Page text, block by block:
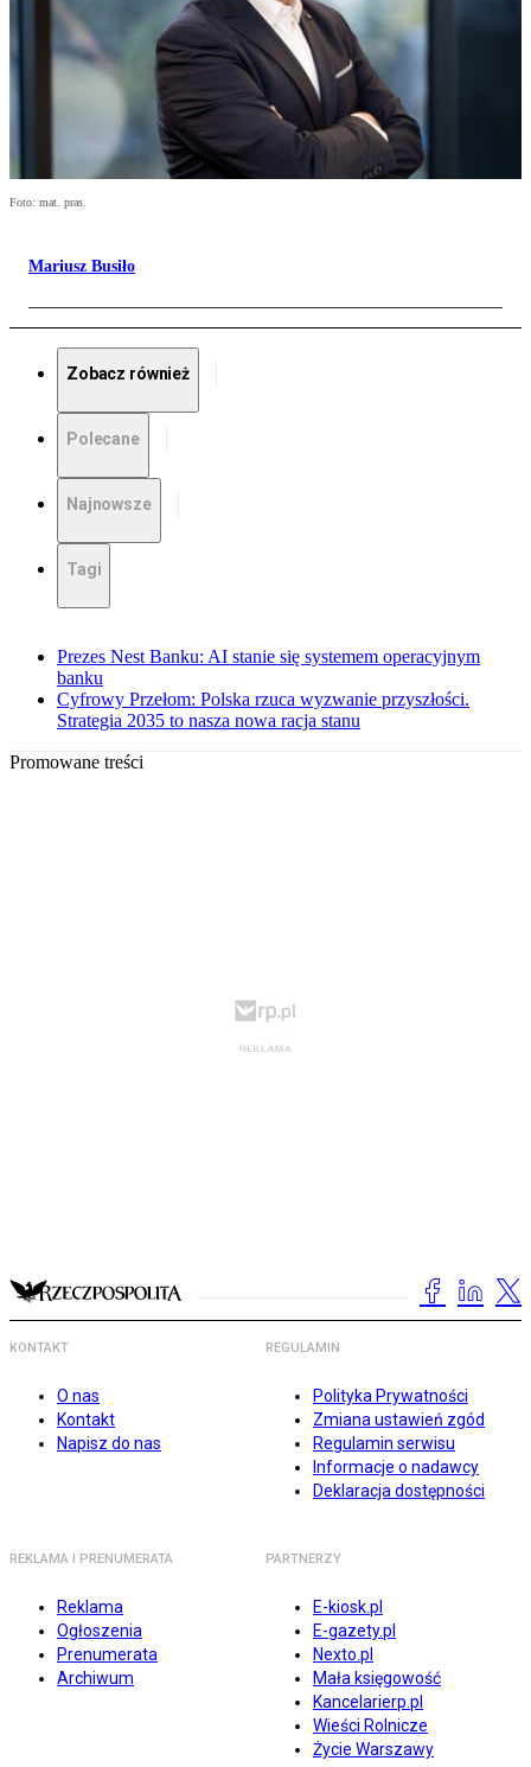
Foto: mat. pras.
Mariusz Busiło
Zobacz również
Polecane
Najnowsze
Tagi
Prezes Nest Banku: AI stanie się systemem operacyjnym
banku
Cyfrowy Przełom: Polska rzuca wyzwanie przyszłości.
Strategia 2035 to nasza nowa racja stanu
Promowane treści
KONTAKT
O nas
Kontakt
Napisz do nas
REGULAMIN
Polityka Prywatności
Zmiana ustawień zgód
Regulamin serwisu
Informacje o nadawcy
Deklaracja dostępności
REKLAMA I PRENUMERATA
Reklama
Ogłoszenia
Prenumerata
Archiwum
PARTNERZY
E-kiosk.pl
E-gazety.pl
Nexto.pl
Mała księgowość
Kancelarierp.pl
Wieści Rolnicze
Życie Warszawy